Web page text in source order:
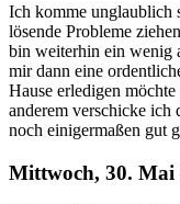
Ich komme unglaublich
lösende Probleme
bin weiterhin ein wenig
mir dann eine
Hause erledigen
anderem verschicke ich
noch einigermaßen gut
Mittwoch, 30. Mai